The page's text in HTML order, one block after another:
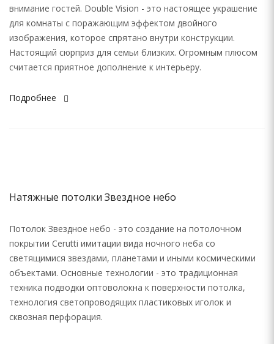
внимание гостей. Double Vision - это настоящее украшение
для комнаты с поражающим эффектом двойного
изображения, которое спрятано внутри конструкции.
Настоящий сюрприз для семьи близких. Огромным плюсом
считается приятное дополнение к интерьеру.
Подробнее
Натяжные потолки Звездное небо
Потолок Звездное небо - это создание на потолочном
покрытии Cerutti имитации вида ночного неба со
светящимися звездами, планетами и иными космическими
объектами. Основные технологии - это традиционная
техника подводки оптоволокна к поверхности потолка,
технология светопроводящих пластиковых иголок и
сквозная перфорация.